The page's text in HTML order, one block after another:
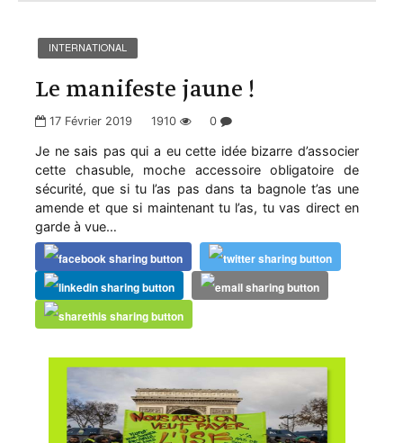
INTERNATIONAL
Le manifeste jaune !
17 Février 2019 1910 0
Je ne sais pas qui a eu cette idée bizarre d’associer
cette chasuble, moche accessoire obligatoire de
sécurité, que si tu l’as pas dans ta bagnole t’as une
amende et que si maintenant tu l’as, tu vas direct en
garde à vue…